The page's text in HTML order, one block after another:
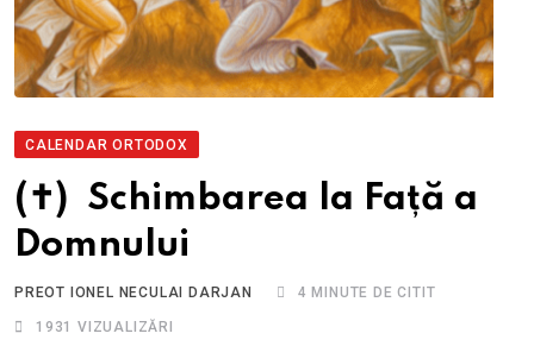
CALENDAR ORTODOX
(✝) Schimbarea la Față a
Domnului
PREOT IONEL NECULAI DARJAN 4 MINUTE DE CITIT
1931 VIZUALIZĂRI